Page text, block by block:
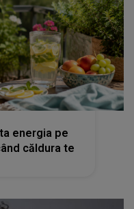
energia pe
căldura te